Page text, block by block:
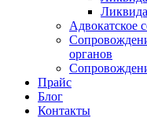
Адвокатское
органов
Прайс
Блог
Контакты